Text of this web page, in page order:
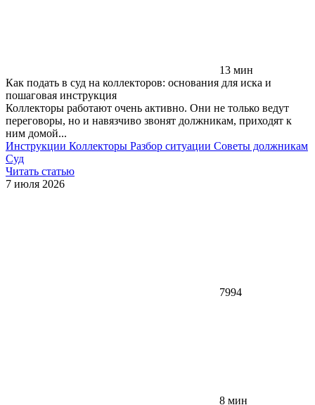
13 мин
Как подать в суд на коллекторов: основания для иска и
пошаговая инструкция
Коллекторы работают очень активно. Они не только ведут
переговоры, но и навязчиво звонят должникам, приходят к
ним домой...
Инструкции Коллекторы Разбор ситуации Советы должникам
Суд
Читать статью
7 июля 2026
7994
8 мин